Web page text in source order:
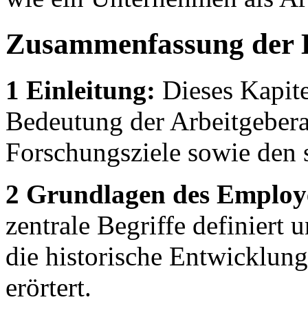
Zusammenfassung der
1 Einleitung: Dieses
Bedeutung der
Forschungsziele sowie
2 Grundlagen des
zentrale Begriffe definiert
die historische
erörtert.